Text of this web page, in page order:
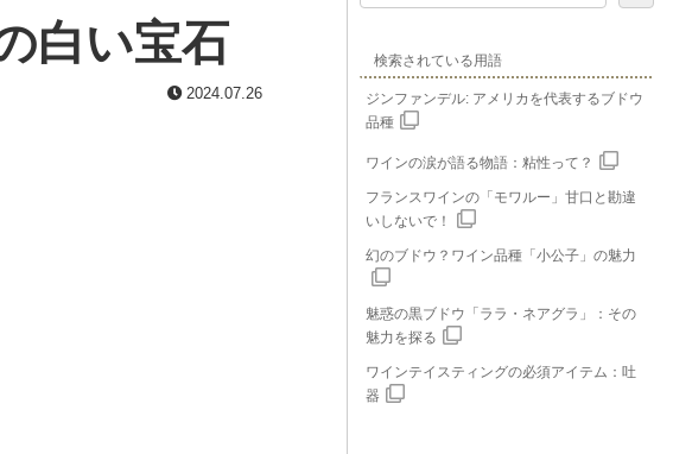
白い宝石
2024.07.26
検索されている用語
ジンファンデル: アメリカを代表するブドウ
品種
ワインの涙が語る物語：粘性って？
フランスワインの「モワルー」甘口と勘違
いしないで！
幻のブドウ？ワイン品種「小公子」の魅力
魅惑の黒ブドウ「ララ・ネアグラ」：その
魅力を探る
ワインテイスティングの必須アイテム：吐
器